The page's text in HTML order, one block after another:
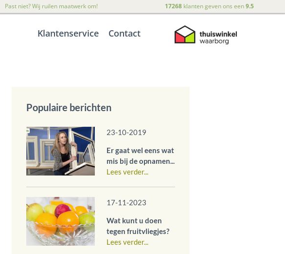
Past niet? Wij ruilen maatwerk om! 17268klanten geven ons een9.5
Klantenservice Contact
Populaire berichten
23-10-2019
Er gaat wel eens wat
mis bij de opnamen...
Lees verder...
17-11-2023
Wat kunt u doen
tegen fruitvliegjes?
Lees verder...